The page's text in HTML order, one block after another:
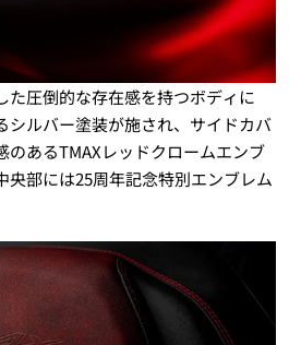
た圧倒的な存在感を持つボディに
シルバー塗装が施され、サイドカバ
のあるTMAXレッドクロームエンブ
央部には25周年記念特別エンブレム